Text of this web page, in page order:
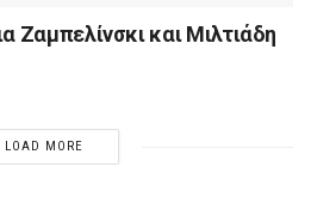
Ζαμπελίνσκι και Μιλτιάδη
LOAD MORE